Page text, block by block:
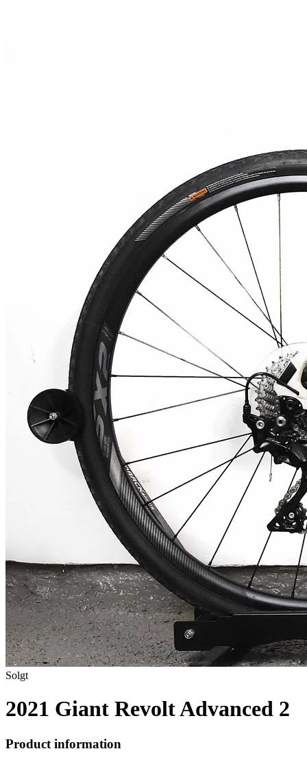
Solgt
2021 Giant Revolt Advanced 2
Product information